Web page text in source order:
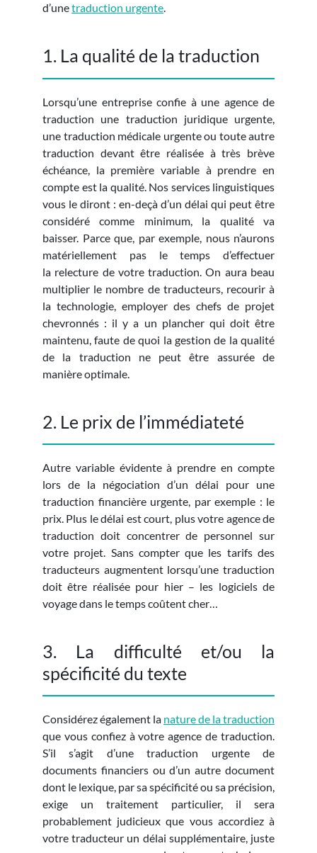
d’unetraduction urgente.
1. La qualité de la traduction
Lorsqu’une entreprise confie à une agence de
traduction une traduction juridique urgente,
une traduction médicale urgente ou toute autre
traduction devant être réalisée à très brève
échéance, la première variable à prendre en
compte est la qualité. Nos services linguistiques
vous le diront : en-deçà d’un délai qui peut être
considéré comme minimum, la qualité va
baisser. Parce que, par exemple, nous n’aurons
matériellement pas le temps d’effectuer
la relecture de votre traduction. On aura beau
multiplier le nombre de traducteurs, recourir à
la technologie, employer des chefs de projet
chevronnés : il y a un plancher qui doit être
maintenu, faute de quoi la gestion de la qualité
de la traduction ne peut être assurée de
manière optimale.
2. Le prix de l’immédiateté
Autre variable évidente à prendre en compte
lors de la négociation d’un délai pour une
traduction financière urgente, par exemple : le
prix. Plus le délai est court, plus votre agence de
traduction doit concentrer de personnel sur
votre projet. Sans compter que les tarifs des
traducteurs augmentent lorsqu’une traduction
doit être réalisée pour hier – les logiciels de
voyage dans le temps coûtent cher…
3. La difficulté et/ou la
spécificité du texte
Considérez également la nature de la traduction
que vous confiez à votre agence de traduction.
S’il s’agit d’une traduction urgente de
documents financiers ou d’un autre document
dont le lexique, par sa spécificité ou sa précision,
exige un traitement particulier, il sera
probablement judicieux que vous accordiez à
votre traducteur un délai supplémentaire, juste